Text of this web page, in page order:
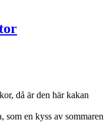
då är den här kakan
en kyss av sommaren